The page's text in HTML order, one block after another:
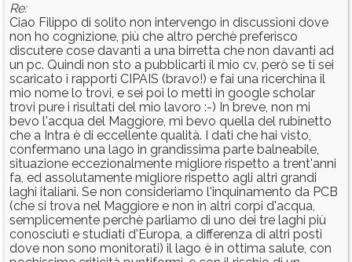
Re:
Ciao Filippo di solito non intervengo in discussioni dove
non ho cognizione, più che altro perchè preferisco
discutere cose davanti a una birretta che non davanti ad
un pc. Quindi non sto a pubblicarti il mio cv, però se ti sei
scaricato i rapporti CIPAIS (bravo!) e fai una ricerchina il
mio nome lo trovi, e sei poi lo metti in google scholar
trovi pure i risultati del mio lavoro :-) In breve, non mi
bevo l'acqua del Maggiore, mi bevo quella del rubinetto
che a Intra è di eccellente qualità. I dati che hai visto,
confermano una lago in grandissima parte balneabile,
situazione eccezionalmente migliore rispetto a trent'anni
fa, ed assolutamente migliore rispetto agli altri grandi
laghi italiani. Se non consideriamo l'inquinamento da PCB
(che si trova nel Maggiore e non in altri corpi d'acqua,
semplicemente perchè parliamo di uno dei tre laghi più
conosciuti e studiati d'Europa, a differenza di altri posti
dove non sono monitorati) il lago è in ottima salute, con